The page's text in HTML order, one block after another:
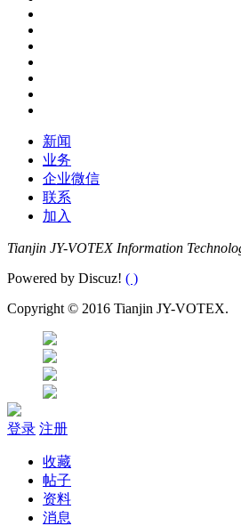
新闻
业务
企业微信
联系
加入
Tianjin JY-VOTEX Information
Powered by Discuz! ( )
Copyright © 2016 Tianjin JY-VOTEX.
登录 注册
收藏
帖子
资料
消息